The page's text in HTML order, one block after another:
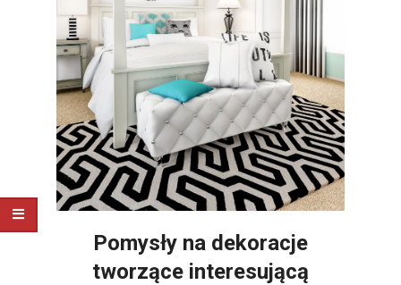
Pomysły na dekoracje
tworzące interesującą